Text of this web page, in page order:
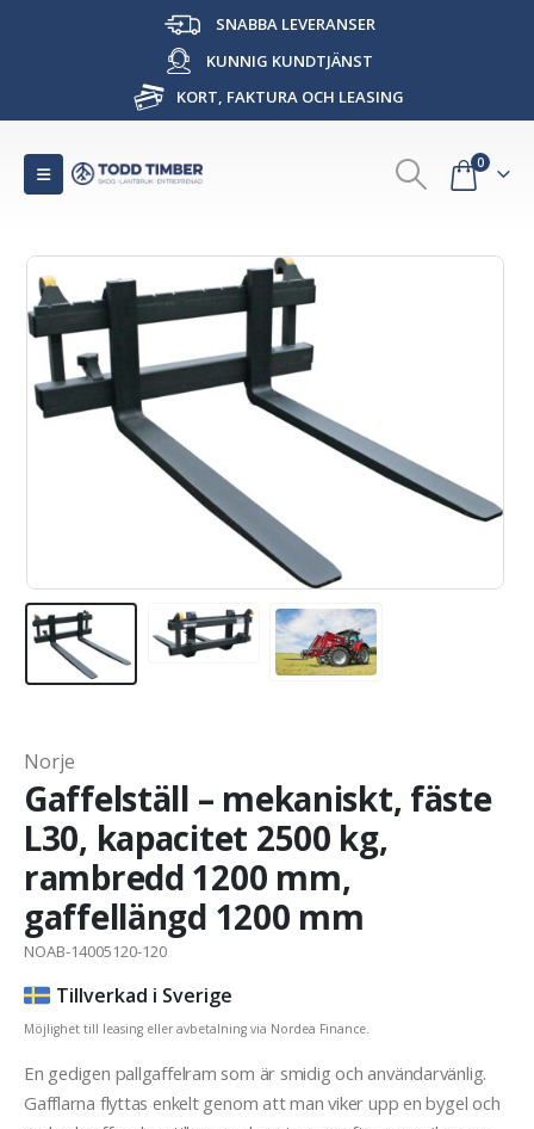
SNABBA LEVERANSER
KUNNIG KUNDTJÄNST
KORT, FAKTURA OCH LEASING
0
Norje
Gaffelställ – mekaniskt, fäste
L30, kapacitet 2500 kg,
rambredd 1200 mm,
gaffellängd 1200 mm
NOAB-14005120-120
Tillverkad i Sverige
Möjlighet till leasing eller avbetalning via Nordea Finance.
En gedigen pallgaffelram som är smidig och användarvänlig.
Gafflarna flyttas enkelt genom att man viker upp en bygel och